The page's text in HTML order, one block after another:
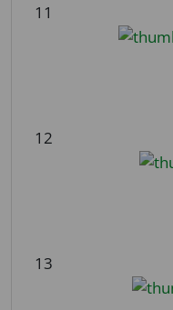
11
12
13